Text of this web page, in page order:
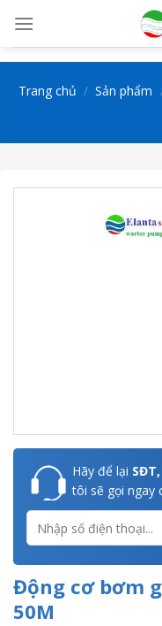
content
Trang chủ / Sản phẩm
Hãy để lại
tôi sẽ gọi ngay
Động cơ bơm
50M